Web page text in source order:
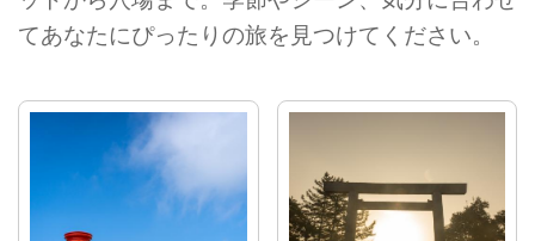
てあなたにぴったりの旅を見つけてください。